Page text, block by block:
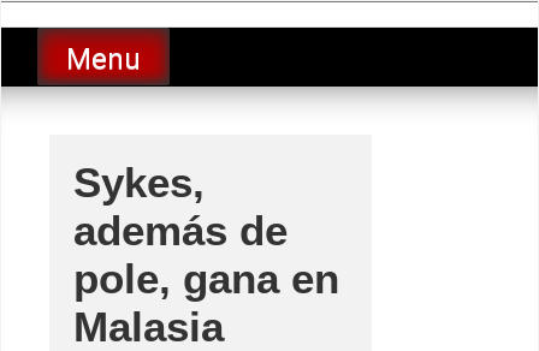
to
contentLucio Lopez GP
luciolopezgp
Menu
Sykes,
además de
pole, gana en
Malasia